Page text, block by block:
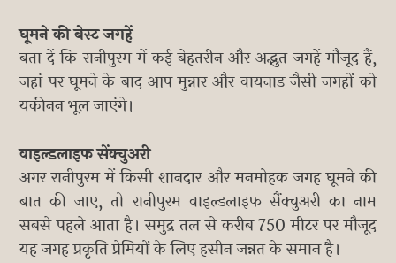
घूमने की बेस्ट जगहें
बता दें कि रानीपुरम में कई बेहतरीन और अद्भुत जगहें मौजूद हैं,
जहां पर घूमने के बाद आप मुन्नार और वायनाड जैसी जगहों को
यकीनन भूल जाएंगे।
वाइल्डलाइफ सेंक्चुअरी
अगर रानीपुरम में किसी शानदार और मनमोहक जगह घूमने की
बात की जाए, तो रानीपुरम वाइल्डलाइफ सैंक्चुअरी का नाम
सबसे पहले आता है। समुद्र तल से करीब 750 मीटर पर मौजूद
यह जगह प्रकृति प्रेमियों के लिए हसीन जन्नत के समान है।